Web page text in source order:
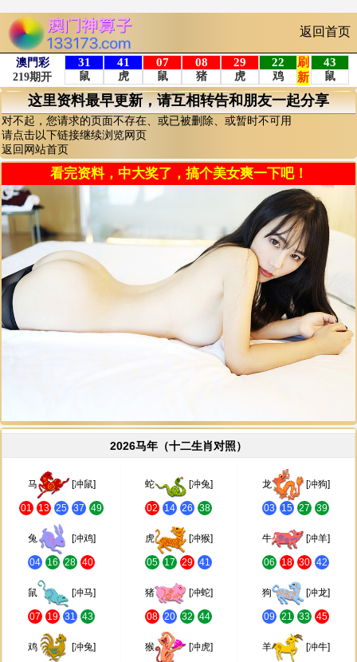
返回首页
这里资料最早更新，请互相转告和朋友一起分享
对不起，您请求的页面不存在、或已被删除、或暂时不可用
请点击以下链接继续浏览网页
返回网站首页
看完资料，中大奖了，搞个美女爽一下吧！
2026马年（十二生肖对照）
马 [冲鼠]
01 13 25 37 49
蛇 [冲兔]
02 14 26 38
龙 [冲狗]
03 15 27 39
兔 [冲鸡]
04 16 28 40
虎 [冲猴]
05 17 29 41
牛 [冲羊]
06 18 30 42
鼠 [冲马]
07 19 31 43
猪 [冲蛇]
08 20 32 44
狗 [冲龙]
09 21 33 45
鸡 [冲兔] 猴 [冲虎] 羊 [冲牛]